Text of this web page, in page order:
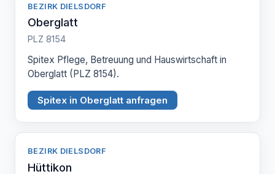
BEZIRK DIELSDORF
Oberglatt
PLZ 8154
Spitex Pflege, Betreuung und Hauswirtschaft in
Oberglatt (PLZ 8154).
Spitex in Oberglatt anfragen
BEZIRK DIELSDORF
Hüttikon